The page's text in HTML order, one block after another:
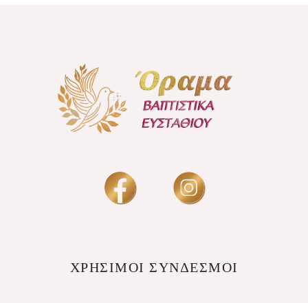
ΧΡΗΣΙΜΟΙ ΣΥΝΔΕΣΜΟΙ